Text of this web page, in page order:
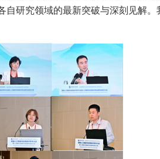
自研究领域的最新突破与深刻见解